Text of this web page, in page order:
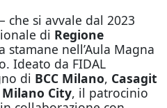
che si avvale dal 2023
di Regione
stamane nell’Aula Magna
Ideato da FIDAL
di BCC Milano, Casagit
City, il patrocinio